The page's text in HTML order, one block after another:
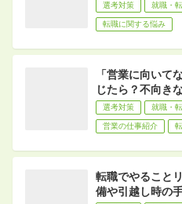
選考対策 就職・
転職に関する悩み
「営業に向いて
じたら？不向き
選考対策 就職・
営業の仕事紹介
転職でやること
備や引越し時の